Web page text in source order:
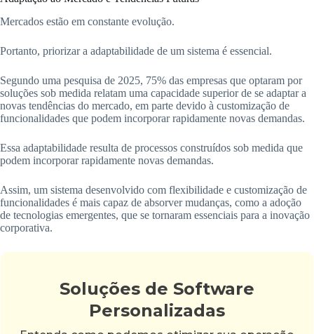
Mercados estão em constante evolução.
Portanto, priorizar a adaptabilidade de um sistema é essencial.
Segundo uma pesquisa de 2025, 75% das empresas que optaram por
soluções sob medida relatam uma capacidade superior de se adaptar a
novas tendências do mercado, em parte devido à customização de
funcionalidades que podem incorporar rapidamente novas demandas.
Essa adaptabilidade resulta de processos construídos sob medida que
podem incorporar rapidamente novas demandas.
Assim, um sistema desenvolvido com flexibilidade e customização de
funcionalidades é mais capaz de absorver mudanças, como a adoção
de tecnologias emergentes, que se tornaram essenciais para a inovação
corporativa.
Soluções de Software
Personalizadas